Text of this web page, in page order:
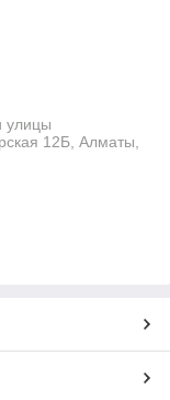
улицы
12Б, Алматы,